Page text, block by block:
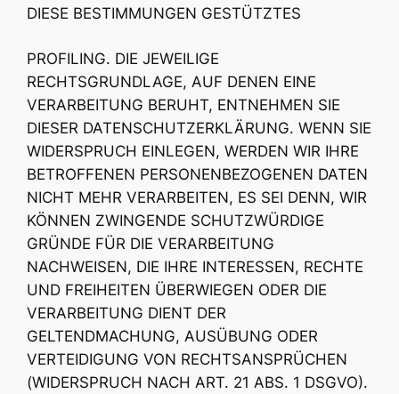
DIESE BESTIMMUNGEN GESTÜTZTES
PROFILING. DIE JEWEILIGE
RECHTSGRUNDLAGE, AUF DENEN EINE
VERARBEITUNG BERUHT, ENTNEHMEN SIE
DIESER DATENSCHUTZERKLÄRUNG. WENN SIE
WIDERSPRUCH EINLEGEN, WERDEN WIR IHRE
BETROFFENEN PERSONENBEZOGENEN DATEN
NICHT MEHR VERARBEITEN, ES SEI DENN, WIR
KÖNNEN ZWINGENDE SCHUTZWÜRDIGE
GRÜNDE FÜR DIE VERARBEITUNG
NACHWEISEN, DIE IHRE INTERESSEN, RECHTE
UND FREIHEITEN ÜBERWIEGEN ODER DIE
VERARBEITUNG DIENT DER
GELTENDMACHUNG, AUSÜBUNG ODER
VERTEIDIGUNG VON RECHTSANSPRÜCHEN
(WIDERSPRUCH NACH ART. 21 ABS. 1 DSGVO).